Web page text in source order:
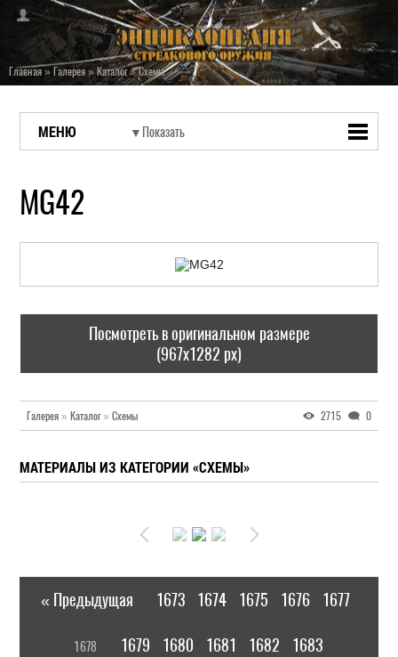
Главная»Галерея»Каталог»Схемы
МЕНЮ
MG42
Посмотреть в оригинальном размере
(967x1282 px)
Галерея » Каталог» Схемы 2715 0
МАТЕРИАЛЫ ИЗ КАТЕГОРИИ «СХЕМЫ»
« Предыдущая 1673 1674 1675 1676 1677
1678 1679 1680 1681 1682 1683